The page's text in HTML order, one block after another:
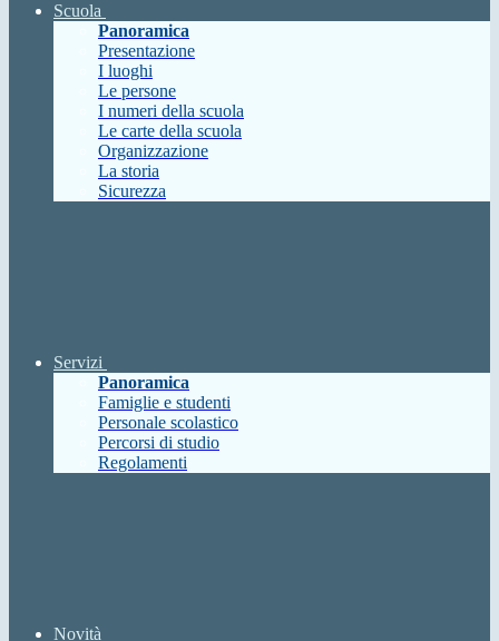
Scuola
Panoramica
Presentazione
I luoghi
Le persone
I numeri della scuola
Le carte della scuola
Organizzazione
La storia
Sicurezza
Servizi
Panoramica
Famiglie e studenti
Personale scolastico
Percorsi di studio
Regolamenti
Novità